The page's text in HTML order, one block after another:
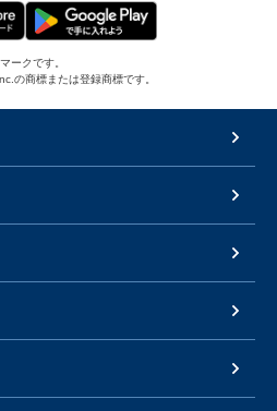
ークです。
の商標または登録商標です。